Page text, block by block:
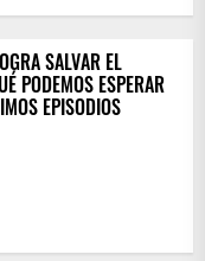
SALVAR EL
PODEMOS ESPERAR
EPISODIOS